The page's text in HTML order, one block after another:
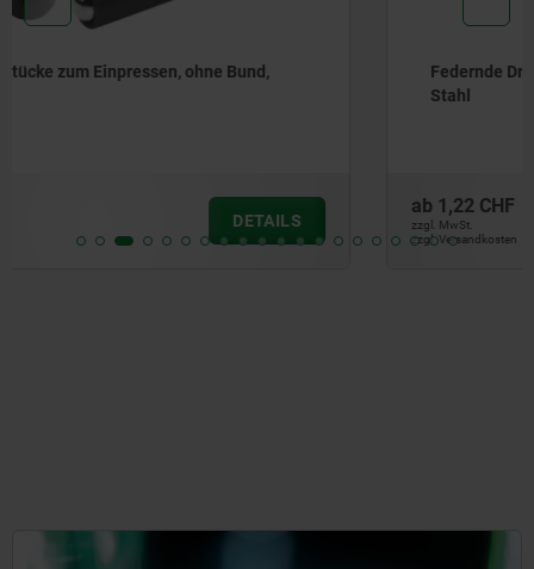
Federnde Druckstücke glatte Ausführung, ohne Bund,
zzgl. Versandkosten
DETAILS